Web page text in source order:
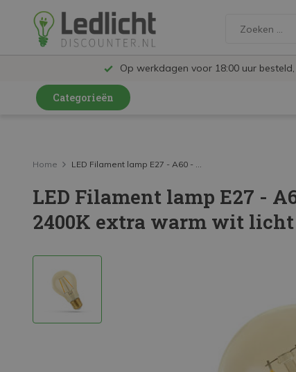
Op werkdagen voor 18:00 uur
Categorieën
LED Railspots
LED Panelen
LED TL
LED High Bay lampen
Home LED Filament lamp E27 - A60 - ...
LED Filament lamp E27 -
2400K extra warm wit licht